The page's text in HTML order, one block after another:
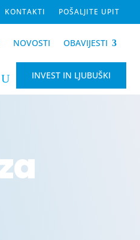
KONTAKTI POŠALJITE UPIT
NOVOSTI OBAVIJESTI
U INVEST IN LJUBUŠKI